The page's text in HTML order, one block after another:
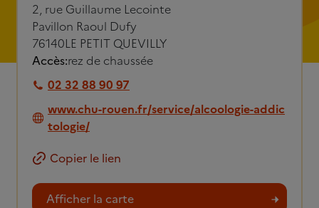
2, rue Guillaume Lecointe
Pavillon Raoul Dufy
76140LE PETIT QUEVILLY
Accès:rez de chaussée
02 32 88 90 97
www.chu-rouen.fr/service/alcoologie-addic
tologie/
Copier le lien
Afficher la carte